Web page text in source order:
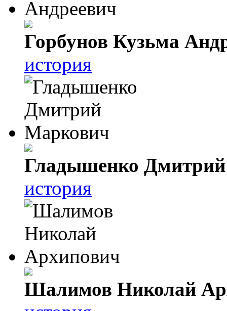
Горбунов Кузьма
история
Гладышенко
история
Шалимов Николай